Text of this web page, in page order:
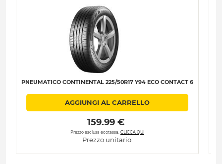
PNEUMATICO CONTINENTAL 225/50R17 Y94 ECO CONTACT 6
AGGIUNGI AL CARRELLO
159.99 €
Prezzo esclusa ecotassa. CLICCA QUI
Prezzo unitario: